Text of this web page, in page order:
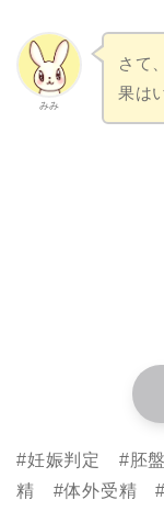
みみ
さて
果は
#妊娠判定 #胚
精 #体外受精 #